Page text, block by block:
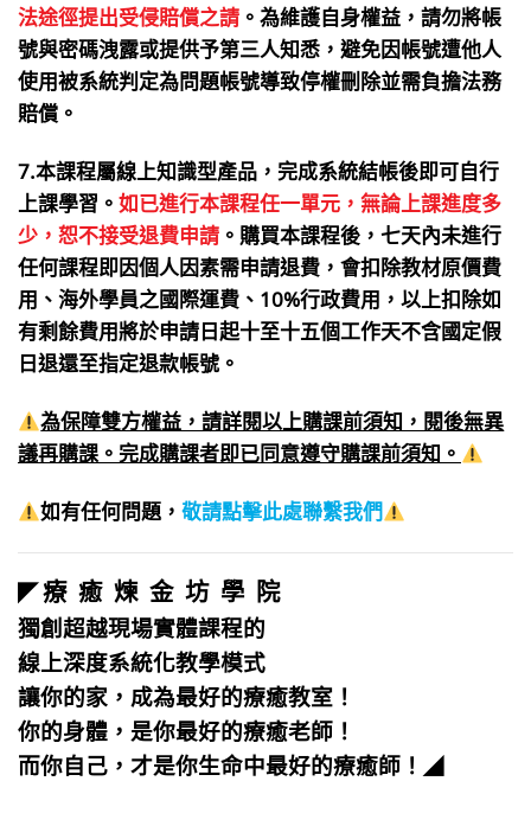
法途徑提出受侵賠償之請 。為維護自身權益，請勿將帳
號與密碼洩露或提供予第三人知悉，避免因帳號遭他人
使用被系統判定為問題帳號導致停權刪除並需負擔法務
賠償。
7.本課程屬線上知識型產品，完成系統結帳後即可自行
上課學習。 如已進行本課程任一單元，無論上課進度多
少，恕不接受退費申請 。購買本課程後，七天內未進行
任何課程即因個人因素需申請退費，會扣除教材原價費
用、海外學員之國際運費、10%行政費用，以上扣除如
有剩餘費用將於申請日起十至十五個工作天不含國定假
日退還至指定退款帳號。
為保障雙方權益，請詳閱以上購課前須知，閱後無異
議再購課。完成購課者即已同意遵守購課前須知。
如有任何問題，敬請點擊此處聯繫我們
◤療 癒 煉 金 坊 學 院
獨創超越現場實體課程的
線上深度系統化教學模式
讓你的家，成為最好的療癒教室！
你的身體，是你最好的療癒老師！
而你自己，才是你生命中最好的療癒師！ ◢